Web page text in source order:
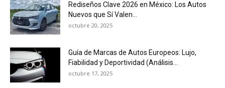
Rediseños Clave 2026 en México: Los Autos
Nuevos que Sí Valen...
octubre 20, 2025
Guía de Marcas de Autos Europeos: Lujo,
Fiabilidad y Deportividad (Análisis...
octubre 17, 2025